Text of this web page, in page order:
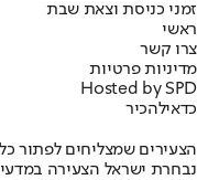
זמני כניסת וצאת שבת
ראשי
צרו קשר
מדיניות פרטיות
Hosted by SPD
כדאילהכיר
הצעירים שמצליחים לפתור
נבחרת ישראל הצעירה